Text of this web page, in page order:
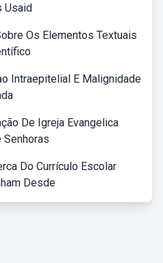
Usaid
Os Elementos Textuais
Intraepitelial E Malignidade
De Igreja Evangelica
Senhoras
Do Currículo Escolar
Desde